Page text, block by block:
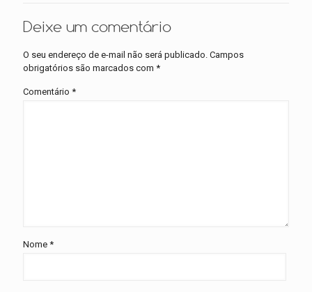
Deixe um comentário
O seu endereço de e-mail não será publicado. Campos
obrigatórios são marcados com *
Comentário *
Nome *